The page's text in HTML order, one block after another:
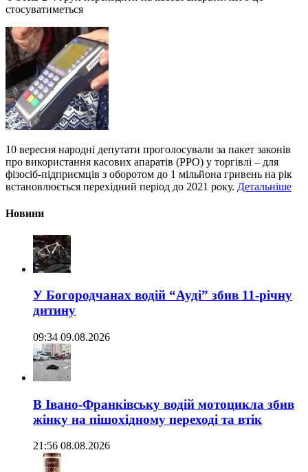
стосуватиметься
10 вересня народні депутати проголосували за пакет законів
про використання касових апаратів (РРО) у торгівлі – для
фізосіб-підприємців з оборотом до 1 мільйона гривень на рік
встановлюється перехідний період до 2021 року. Детальніше
Новини
У Богородчанах водій “Ауді” збив 11-річну
дитину
09:34 09.08.2026
В Івано-Франківську водій мотоцикла збив
жінку на пішохідному переході та втік
21:56 08.08.2026